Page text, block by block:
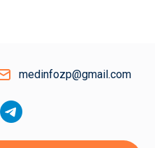
medinfozp@gmail.com